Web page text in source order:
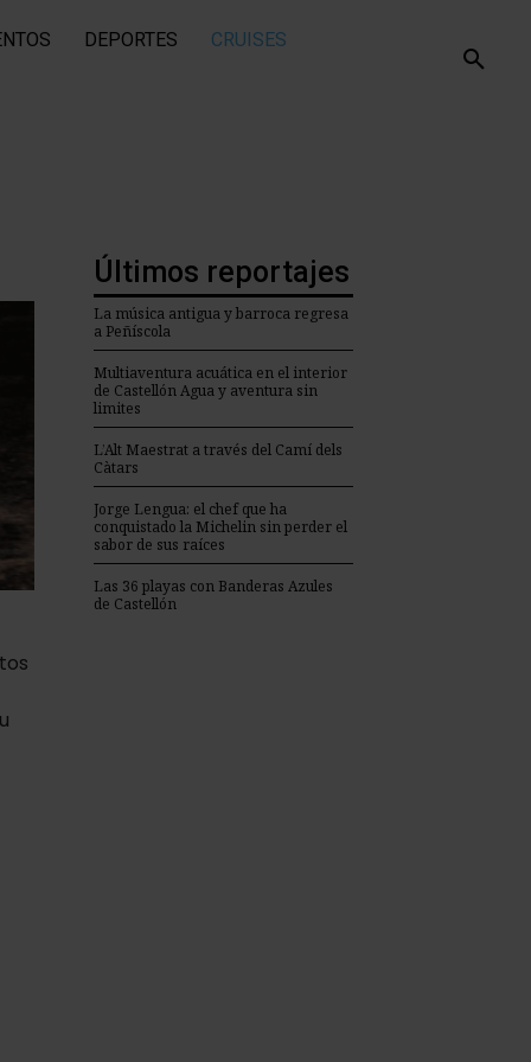
DEPORTES CRUISES
Últimos reportajes
La música antigua y barroca regresa
a Peñíscola
Multiaventura acuática en el interior
de Castellón Agua y aventura sin
limites
L’Alt Maestrat a través del Camí dels
Càtars
Jorge Lengua: el chef que ha
conquistado la Michelin sin perder el
sabor de sus raíces
Las 36 playas con Banderas Azules
de Castellón